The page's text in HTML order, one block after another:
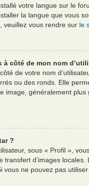
votre langue sur le
la langue que vous
veuillez vous rendre sur le
côté de mon nom
de votre nom
ou des ronds. Elle
image, généralement
?
sous « Profil »,
transfert d’images
ne pouvez pas